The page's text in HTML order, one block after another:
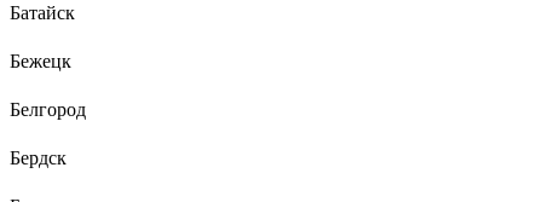
Батайск
Бежецк
Белгород
Бердск